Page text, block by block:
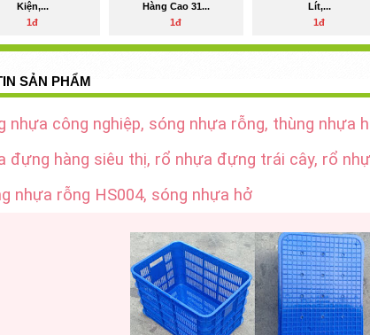
Kiện,...
1đ
Hàng Cao 31...
1đ
Lít,...
1đ
SẢN PHẨM
nhựa công nghiệp, sóng nhựa rỗng, thùng nhựa
đựng hàng siêu thị, rổ nhựa đựng trái cây, rổ
nhựa rỗng HS004, sóng nhựa hở